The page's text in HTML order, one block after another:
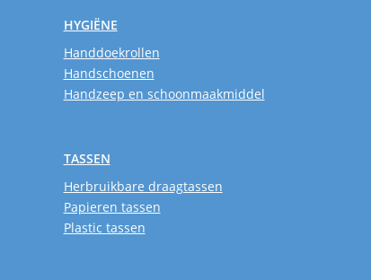
HYGIËNE
Handdoekrollen
Handschoenen
Handzeep en schoonmaakmiddel
TASSEN
Herbruikbare draagtassen
Papieren tassen
Plastic tassen